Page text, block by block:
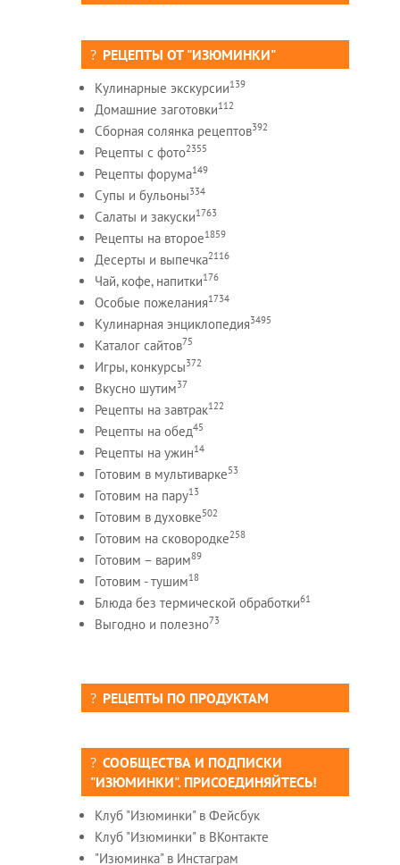
РЕЦЕПТЫ ОТ "ИЗЮМИНКИ"
Кулинарные экскурсии139
Домашние заготовки112
Сборная солянка рецептов392
Рецепты c фото2355
Рецепты форума149
Супы и бульоны334
Салаты и закуски1763
Рецепты на второе1859
Десерты и выпечка2116
Чай, кофе, напитки176
Особые пожелания1734
Кулинарная энциклопедия3495
Каталог сайтов75
Игры, конкурсы372
Вкусно шутим37
Рецепты на завтрак122
Рецепты на обед45
Рецепты на ужин14
Готовим в мультиварке53
Готовим на пару13
Готовим в духовке502
Готовим на сковородке258
Готовим – варим89
Готовим - тушим18
Блюда без термической обработки61
Выгодно и полезно73
РЕЦЕПТЫ ПО ПРОДУКТАМ
СООБЩЕСТВА И ПОДПИСКИ
"ИЗЮМИНКИ". ПРИСОЕДИНЯЙТЕСЬ!
Клуб "Изюминки" в Фейсбук
Клуб "Изюминки" в ВКонтакте
"Изюминка" в Инстаграм